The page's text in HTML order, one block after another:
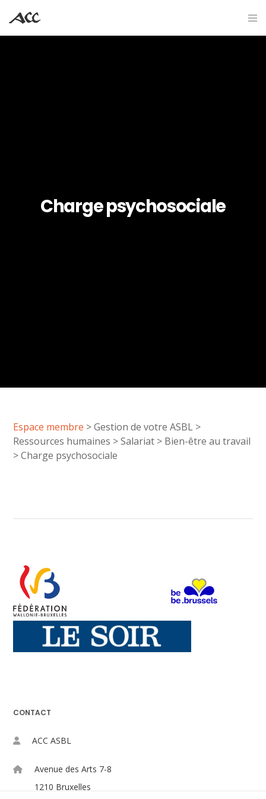
Charge psychosociale
Espace membre >Gestion de votre ASBL >
Ressources humaines >Salariat > Bien-être au travail
>Charge psychosociale
CONTACT
ACC ASBL
Avenue des Arts 7-8
1210 Bruxelles